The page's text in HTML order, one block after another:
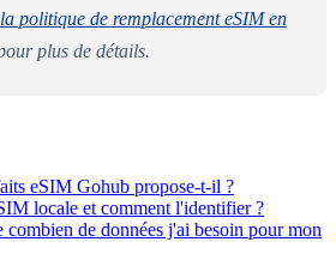
politique de remplacement eSIM en
plus de détails.
eSIM Gohub propose-t-il ?
locale et comment l'identifier ?
combien de données j'ai besoin pour mon